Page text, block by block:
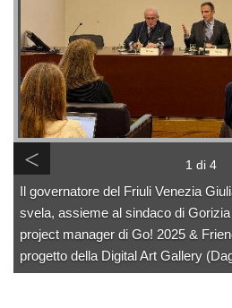
< 1 di 4
Il governatore del Friuli Venezia
svela, assieme al sindaco di
project manager di Go! 2025 &
progetto della Digital Art Gallery